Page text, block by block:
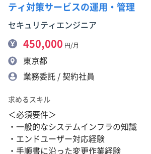
ティ対策サービスの運用・管理
セキュリティエンジニア
450,000 円/月
東京都
業務委託 / 契約社員
求めるスキル
＜必須要件＞
・一般的なシステムインフラの知識
・エンドユーザー対応経験
・手順書に沿った変更作業経験